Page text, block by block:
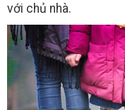
với chủ nhà.